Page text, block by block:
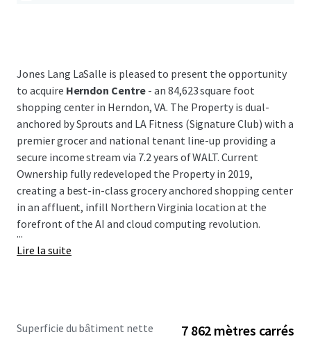
Jones Lang LaSalle is pleased to present the opportunity
to acquire Herndon Centre - an 84,623 square foot
shopping center in Herndon, VA. The Property is dual-
anchored by Sprouts and LA Fitness (Signature Club) with a
premier grocer and national tenant line-up providing a
secure income stream via 7.2 years of WALT. Current
Ownership fully redeveloped the Property in 2019,
creating a best-in-class grocery anchored shopping center
in an affluent, infill Northern Virginia location at the
forefront of the AI and cloud computing revolution.
...
Lire la suite
Superficie du bâtiment nette 7 862 mètres carrés